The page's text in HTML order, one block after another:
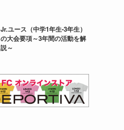
Jr.ユース（中学1年生-3年生）
の大会要項～3年間の活動を解
説～